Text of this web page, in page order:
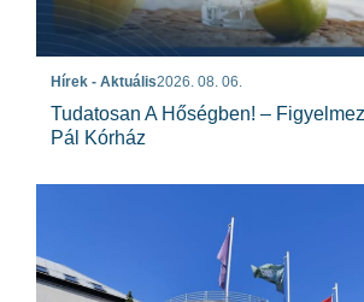
Hírek - Aktuális2026. 08. 06.
Tudatosan A Hőségben! –
Pál Kórház